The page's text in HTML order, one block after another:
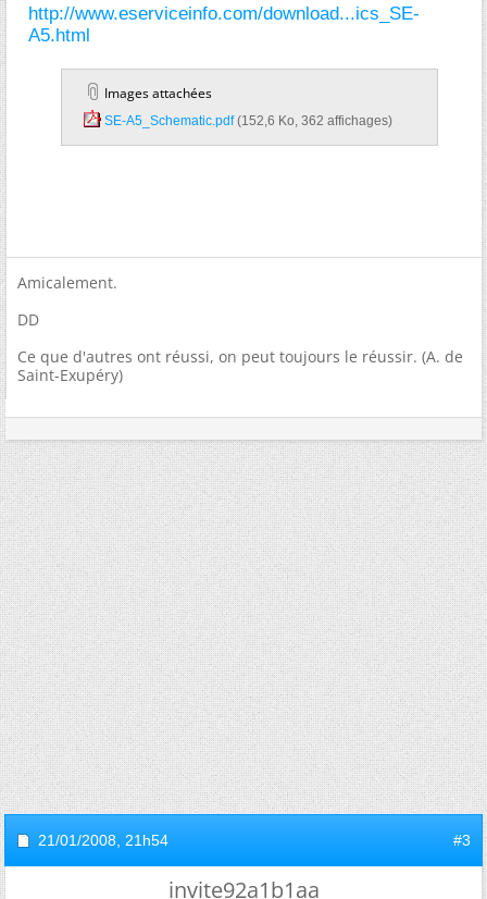
http://www.eserviceinfo.com/download...ics_SE-
A5.html
Images attachées
SE-A5_Schematic.pdf‎ (152,6 Ko, 362 affichages)
Amicalement.
DD
Ce que d'autres ont réussi, on peut toujours le réussir. (A. de
Saint-Exupéry)
21/01/2008, 21h54 #3
invite92a1b1aa